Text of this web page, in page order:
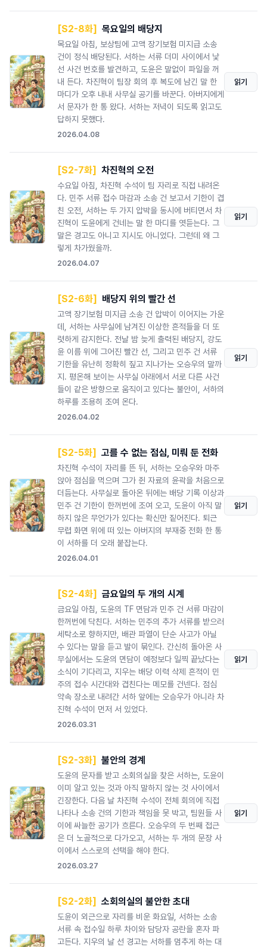
[S2-8화] 목요일의 배당지
목요일 아침, 보상팀에 고액 장기보험 미지급 소송
건이 정식 배당된다. 서하는 서류 더미 사이에서 낯
선 사건 번호를 발견하고, 도윤은 말없이 파일을 꺼
내 든다. 차진혁이 팀장 회의 후 복도에 남긴 말 한
마디가 오후 내내 사무실 공기를 바꾼다. 아버지에게
서 문자가 한 통 왔다. 서하는 저녁이 되도록 읽고도
답하지 못했다.
2026.04.08
읽기
[S2-7화] 차진혁의 오전
수요일 아침, 차진혁 수석이 팀 자리로 직접 내려온
다. 민주 서류 접수 마감과 소송 건 보고서 기한이 겹
친 오전, 서하는 두 가지 압박을 동시에 버티면서 차
진혁이 도윤에게 건네는 말 한 마디를 엿듣는다. 그
말은 경고도 아니고 지시도 아니었다. 그런데 왜 그
렇게 차가웠을까.
2026.04.07
읽기
[S2-6화] 배당지 위의 빨간 선
고액 장기보험 미지급 소송 건 압박이 이어지는 가운
데, 서하는 사무실에 남겨진 이상한 흔적들을 더 또
렷하게 감지한다. 전날 밤 늦게 출력된 배당지, 강도
윤 이름 위에 그어진 빨간 선, 그리고 민주 건 서류
기한을 유난히 정확히 짚고 지나가는 오승우의 말까
지. 평온해 보이는 사무실 아래에서 서로 다른 사건
들이 같은 방향으로 움직이고 있다는 불안이, 서하의
하루를 조용히 조여 온다.
2026.04.02
읽기
[S2-5화] 고를 수 없는 점심, 미뤄 둔 전화
차진혁 수석이 자리를 뜬 뒤, 서하는 오승우와 마주
앉아 점심을 먹으며 그가 쥔 자료의 윤곽을 처음으로
더듬는다. 사무실로 돌아온 뒤에는 배당 기록 이상과
민주 건 기한이 한꺼번에 조여 오고, 도윤이 아직 말
하지 않은 무언가가 있다는 확신만 짙어진다. 퇴근
무렵 화면 위에 떠 있는 아버지의 부재중 전화 한 통
이 서하를 더 오래 붙잡는다.
2026.04.01
읽기
[S2-4화] 금요일의 두 개의 시계
금요일 아침, 도윤의 TF 면담과 민주 건 서류 마감이
한꺼번에 닥친다. 서하는 민주의 추가 서류를 받으러
세탁소로 향하지만, 배관 파열이 단순 사고가 아닐
수 있다는 말을 듣고 발이 묶인다. 간신히 돌아온 사
무실에서는 도윤의 면담이 예정보다 일찍 끝났다는
소식이 기다리고, 지우는 배당 이력 삭제 흔적이 민
주의 접수 시간대와 겹친다는 메모를 건넨다. 점심
약속 장소로 내려간 서하 앞에는 오승우가 아니라 차
진혁 수석이 먼저 서 있었다.
2026.03.31
읽기
[S2-3화] 불안의 경계
도윤의 문자를 받고 소회의실을 찾은 서하는, 도윤이
이미 알고 있는 것과 아직 말하지 않는 것 사이에서
긴장한다. 다음 날 차진혁 수석이 전체 회의에 직접
나타나 소송 건의 기한과 책임을 못 박고, 팀원들 사
이에 싸늘한 공기가 흐른다. 오승우의 두 번째 접근
은 더 노골적으로 다가오고, 서하는 두 개의 문장 사
이에서 스스로의 선택을 해야 한다.
2026.03.27
읽기
[S2-2화] 소회의실의 불안한 초대
도윤이 외근으로 자리를 비운 화요일, 서하는 소송
서류 속 접수일 하루 차이와 담당자 공란을 혼자 파
고든다. 지우의 날 선 경고는 서하를 멈추게 하는 대